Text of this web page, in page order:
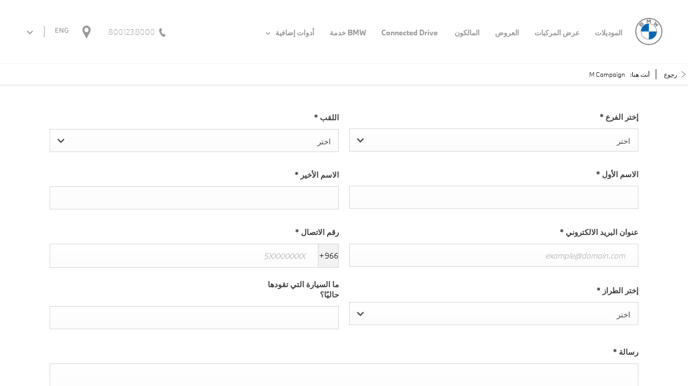
الموديلات عرض المركبات العروض المالكون Connected Drive BMW خدمة أدوات إضافية 8001238000
ENG
رجوع أنت هنا: M Campaign
إختر الفرع *
اختر
اللقب *
اختر
الاسم الأول * الاسم الأخير *
عنوان البريد الالكتروني * رقم الاتصال *
+966
إختر الطراز *
اختر
ما السيارة التي تقودها
حاليًا؟
رسالة *